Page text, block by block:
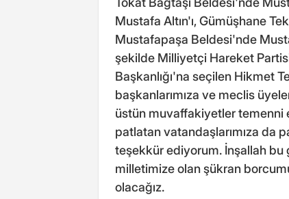
Mustafa Altın'ı, Gümüşhane
Mustafapaşa Beldesi'nde
şekilde Milliyetçi Hareket
Başkanlığı'na seçilen Hikmet
başkanlarımıza ve meclis
üstün muvaffakiyetler temenni
patlatan vatandaşlarımıza da
teşekkür ediyorum. İnşallah
milletimize olan şükran
olacağız.